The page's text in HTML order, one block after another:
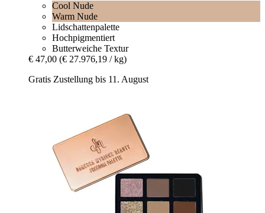
Cool Nude
Warm Nude
Lidschattenpalette
Hochpigmentiert
Butterweiche Textur
€ 47,00 (€ 27.976,19 / kg)
Gratis Zustellung bis 11. August